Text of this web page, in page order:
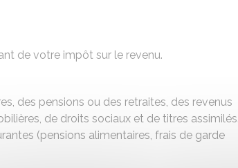
de votre impôt sur le revenu.
des pensions ou des retraites, des revenus
de droits sociaux et de titres assimilés.
(pensions alimentaires, frais de garde